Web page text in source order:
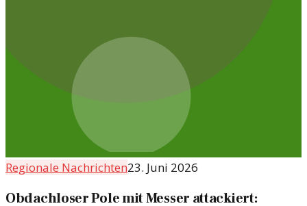
Regionale Nachrichten23. Juni 2026
Obdachloser Pole mit Messer attackiert: